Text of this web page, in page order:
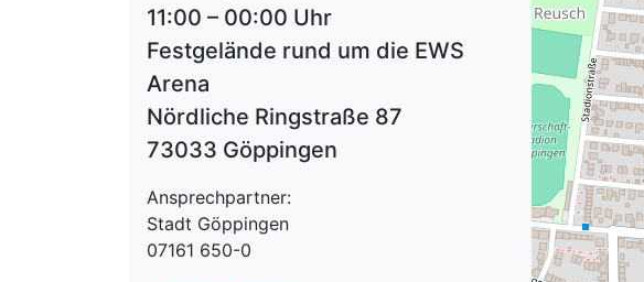
11:00 – 00:00 Uhr
Festgelände rund um die EWS
Arena
Nördliche Ringstraße 87
73033 Göppingen
Ansprechpartner:
Stadt Göppingen
07161 650-0